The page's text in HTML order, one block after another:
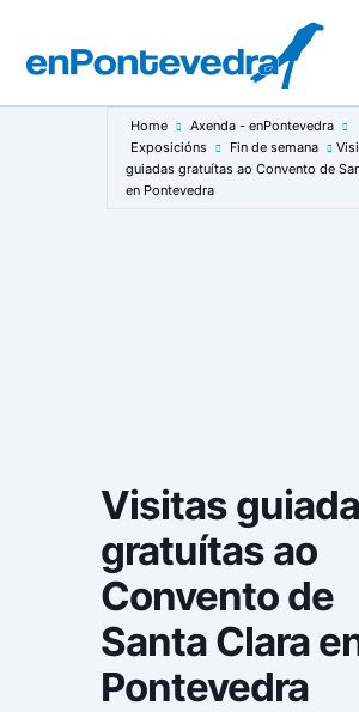
contido
Home
Axenda - enPontevedra
Exposicións
Fin de semana
guiadas gratuítas ao Convento de
en Pontevedra
Visitas
gratuítas ao
Convento de
Santa Clara
Pontevedra